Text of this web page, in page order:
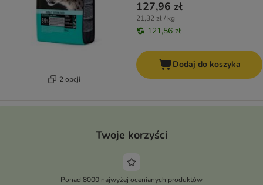
2 opcji
127,96 zł
21,32 zł / kg
121,56 zł
Dodaj do koszyka
Twoje korzyści
Ponad 8000 najwyżej ocenianych produktów